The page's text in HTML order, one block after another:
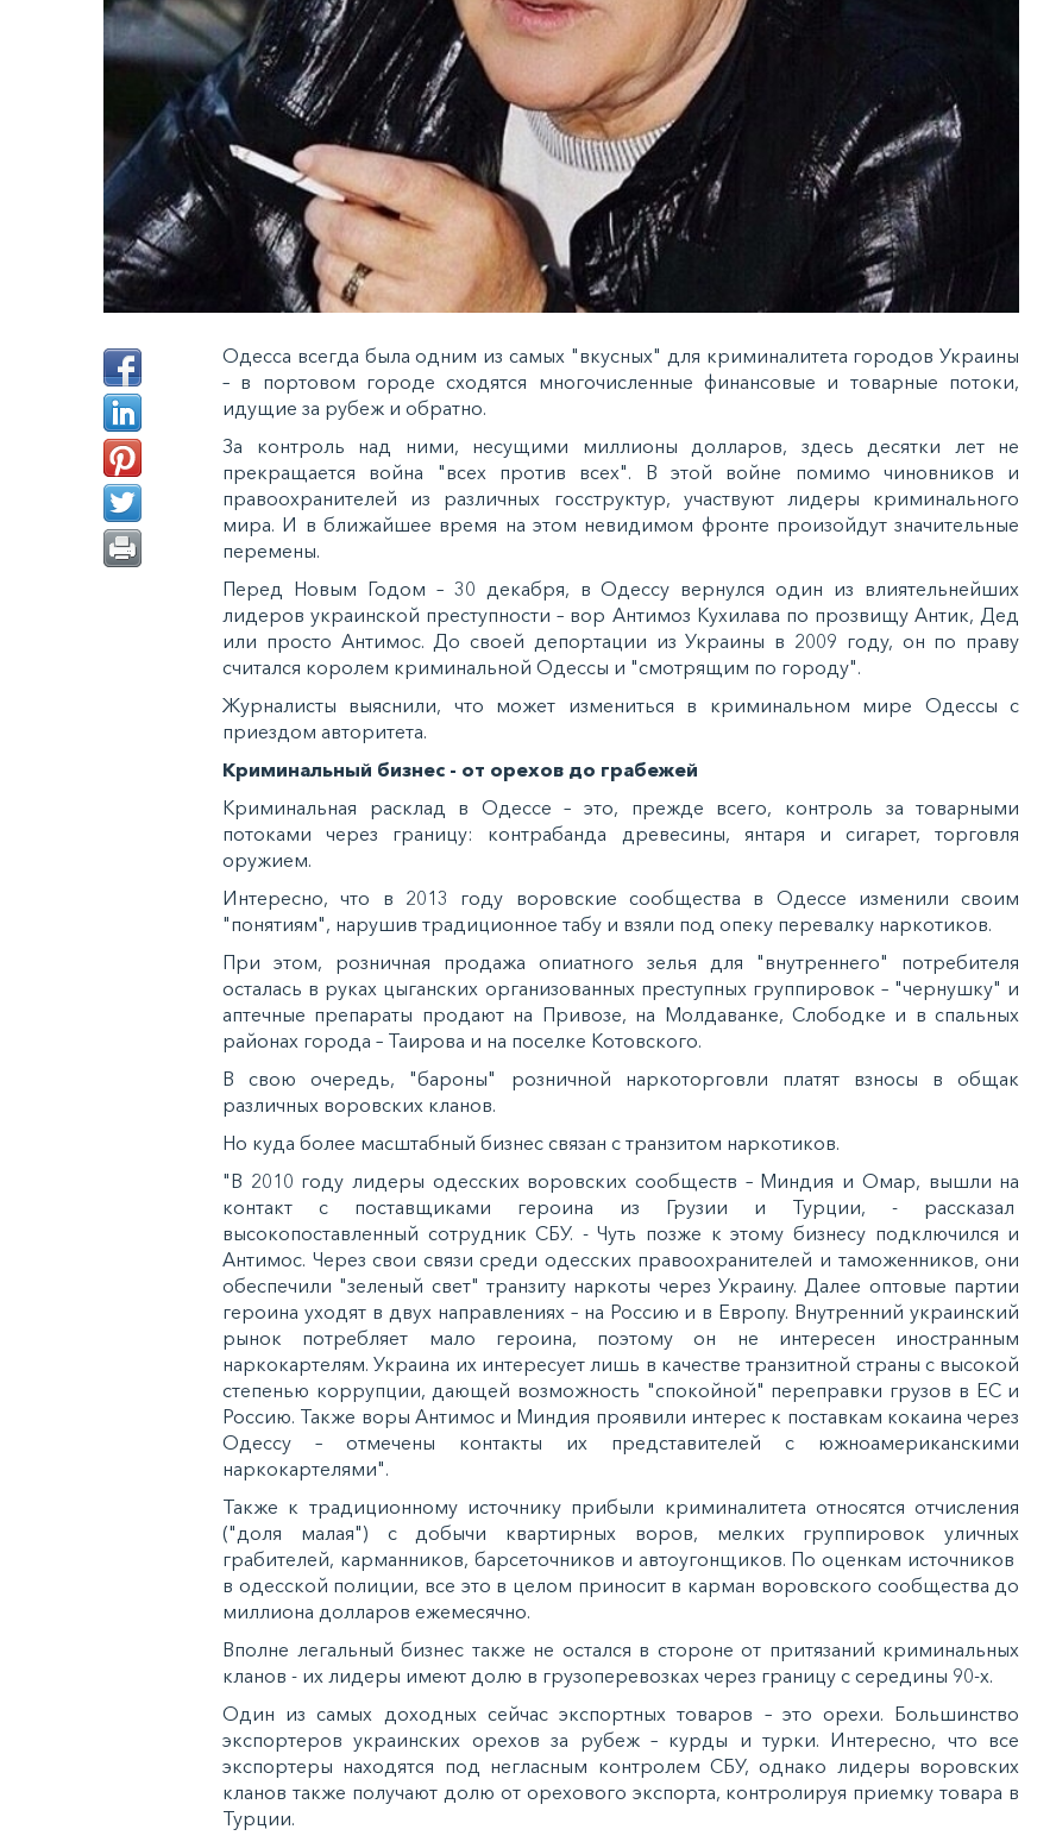
Одесса всегда была одним из самых "вкусных" для криминалитета городов Украины
– в портовом городе сходятся многочисленные финансовые и товарные потоки,
идущие за рубеж и обратно.
За контроль над ними, несущими миллионы долларов, здесь десятки лет не
прекращается война "всех против всех". В этой войне помимо чиновников и
правоохранителей из различных госструктур, участвуют лидеры криминального
мира. И в ближайшее время на этом невидимом фронте произойдут значительные
перемены.
Перед Новым Годом – 30 декабря, в Одессу вернулся один из влиятельнейших
лидеров украинской преступности – вор Антимоз Кухилава по прозвищу Антик, Дед
или просто Антимос. До своей депортации из Украины в 2009 году, он по праву
считался королем криминальной Одессы и "смотрящим по городу".
Журналисты выяснили, что может измениться в криминальном мире Одессы с
приездом авторитета.
Криминальный бизнес - от орехов до грабежей
Криминальная расклад в Одессе – это, прежде всего, контроль за товарными
потоками через границу: контрабанда древесины, янтаря и сигарет, торговля
оружием.
Интересно, что в 2013 году воровские сообщества в Одессе изменили своим
"понятиям", нарушив традиционное табу и взяли под опеку перевалку наркотиков.
При этом, розничная продажа опиатного зелья для "внутреннего" потребителя
осталась в руках цыганских организованных преступных группировок – "чернушку" и
аптечные препараты продают на Привозе, на Молдаванке, Слободке и в спальных
районах города – Таирова и на поселке Котовского.
В свою очередь, "бароны" розничной наркоторговли платят взносы в общак
различных воровских кланов.
Но куда более масштабный бизнес связан с транзитом наркотиков.
"В 2010 году лидеры одесских воровских сообществ – Миндия и Омар, вышли на
контакт с поставщиками героина из Грузии и Турции, - рассказал
высокопоставленный сотрудник СБУ. - Чуть позже к этому бизнесу подключился и
Антимос. Через свои связи среди одесских правоохранителей и таможенников, они
обеспечили "зеленый свет" транзиту наркоты через Украину. Далее оптовые партии
героина уходят в двух направлениях – на Россию и в Европу. Внутренний украинский
рынок потребляет мало героина, поэтому он не интересен иностранным
наркокартелям. Украина их интересует лишь в качестве транзитной страны с высокой
степенью коррупции, дающей возможность "спокойной" переправки грузов в ЕС и
Россию. Также воры Антимос и Миндия проявили интерес к поставкам кокаина через
Одессу – отмечены контакты их представителей с южноамериканскими
наркокартелями".
Также к традиционному источнику прибыли криминалитета относятся отчисления
("доля малая") с добычи квартирных воров, мелких группировок уличных
грабителей, карманников, барсеточников и автоугонщиков. По оценкам источников
в одесской полиции, все это в целом приносит в карман воровского сообщества до
миллиона долларов ежемесячно.
Вполне легальный бизнес также не остался в стороне от притязаний криминальных
кланов - их лидеры имеют долю в грузоперевозках через границу с середины 90-х.
Один из самых доходных сейчас экспортных товаров – это орехи. Большинство
экспортеров украинских орехов за рубеж – курды и турки. Интересно, что все
экспортеры находятся под негласным контролем СБУ, однако лидеры воровских
кланов также получают долю от орехового экспорта, контролируя приемку товара в
Турции.